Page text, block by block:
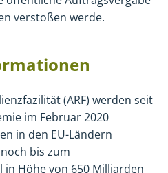
verstoßen werde.
(ARF) werden seit
im Februar 2020
in den EU-Ländern
bis zum
in Höhe von 650 Milliarden